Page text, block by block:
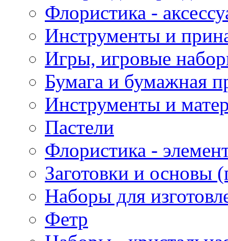
Флористика -
Инструменты и
Игры, игровые
Бумага и бумажная
Инструменты и
Пастели
Флористика -
Заготовки и основы
Наборы для
Фетр